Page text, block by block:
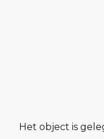
Het object is